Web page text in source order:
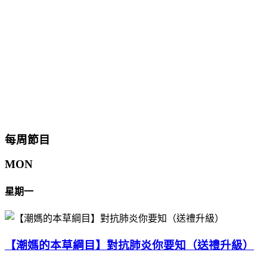
每周節目
MON
星期一
【潮媽的本草綱目】對抗肺炎你要知（送禮升級）